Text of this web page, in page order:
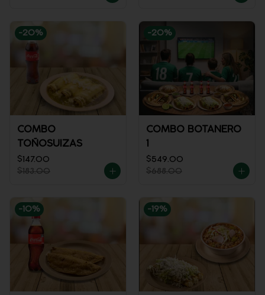
-20%
COMBO
TOÑOSUIZAS
$147.00
$183.00
-20%
COMBO BOTANERO
1
$549.00
$688.00
-10% -19%